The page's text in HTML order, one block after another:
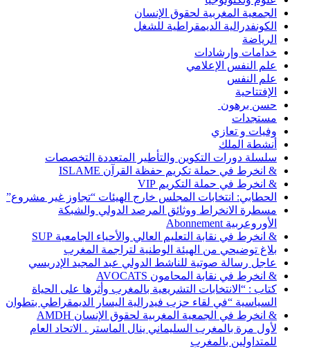
الجمعية المغربية لحقوق الإنسان
الكونفدرالية الديمقراطية للشغل
الرياضة
خدامات وإرشادات
علم النفس الإعلامي
علم النفس
الإفتتاحية
حسن برهون
مستجدات
وفيات و تعازي
أنشطة الملك
سلسلة دورات التكوين والتأطير المتعددة التخصصات
& انخرط في حملة تكريم حفظة القرآن ISLAME
& انخرط في حملة التكريم VIP
الحطابي: انتخابات المجلس خارج الهيئات “تجاوز غير مشروع”
مسطرة الانخراط ووثائق المرصد الدولي والشبكة
الأوروعربية Abonnement
& انخرط في نقابة التعليم العالي والأحياء الجامعية SUP
بلاغ توضيحي من الهيئة الوطنية لتراجمة المغرب
عاجل رسالة صوتية للناشط الدولي عبد المجيد الإدريسي
& انخرط في نقابة المحامون AVOCATS
كتاب : “الانتخابات التشريعية بالمغرب وأثرها على الحياة
السياسية “في لقاء حزب فيدرالية اليسار الديمقراطي بتطوان
& انخرط في الجمعية المغربية لحقوق الإنسان AMDH
لأول مرة بالمغرب السليماني ينال الماستر . الاتحاد العام
للمتداولين بالمغرب